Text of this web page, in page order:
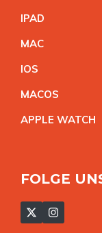
IPAD
MAC
IOS
MACOS
APPLE WATCH
FOLGE